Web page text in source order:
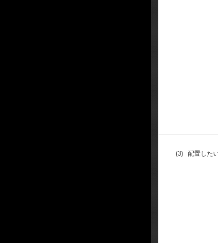
(3) 配置した